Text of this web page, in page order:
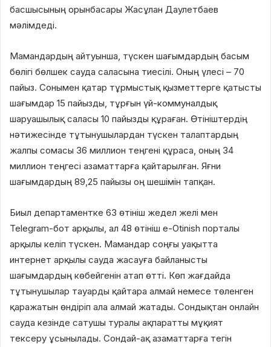
басшысының орынбасары Жасұлан Даулетбаев
мәлімдеді.
Мамандардың айтуынша, түскен шағымдардың басым
бөлігі бөлшек сауда саласына тиесілі. Оның үлесі – 70
пайыз. Сонымен қатар тұрмыстық қызметтерге қатысты
шағымдар 15 пайызды, тұрғын үй-коммуналдық
шаруашылық саласы 10 пайызды құраған. Өтініштердің
нәтижесінде тұтынушылардан түскен талаптардың
жалпы сомасы 36 миллион теңгені құраса, оның 34
миллион теңгесі азаматтарға қайтарылған. Яғни
шағымдардың 89,25 пайызы оң шешімін тапқан.
Биыл департаментке 63 өтініш жедел желі мен
Telegram-бот арқылы, ал 48 өтініш e-Otinish порталы
арқылы келіп түскен. Мамандар соңғы уақытта
интернет арқылы сауда жасауға байланысты
шағымдардың көбейгенін атап өтті. Көп жағдайда
тұтынушылар тауарды қайтара алмай немесе төленген
қаражатын өндіріп ала алмай жатады. Сондықтан онлайн
сауда кезінде сатушы туралы ақпаратты мұқият
тексеру ұсынылады. Сондай-ақ азаматтарға тегін